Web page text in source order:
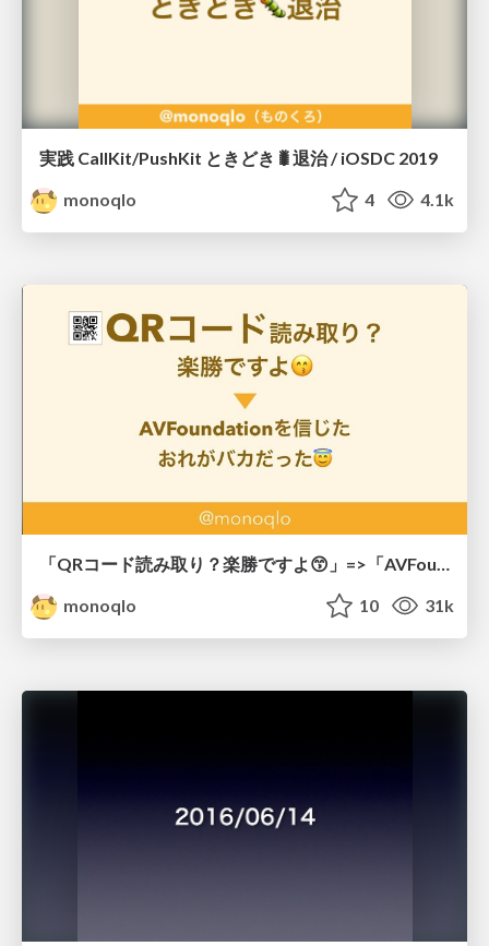
実践 CallKit/PushKit ときどき🐛退治 / iOSDC 2019
monoqlo
4 4.1k
「QRコード読み取り？楽勝ですよ😙」=>「AVFoundationを信じたおれがバカだった😇」 / iOSDC 2018
monoqlo
10 31k